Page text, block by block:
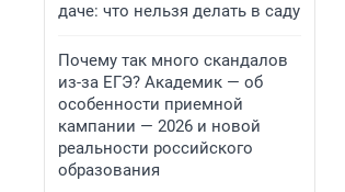
даче: что нельзя делать в саду
Почему так много скандалов
из-за ЕГЭ? Академик — об
особенности приемной
кампании — 2026 и новой
реальности российского
образования